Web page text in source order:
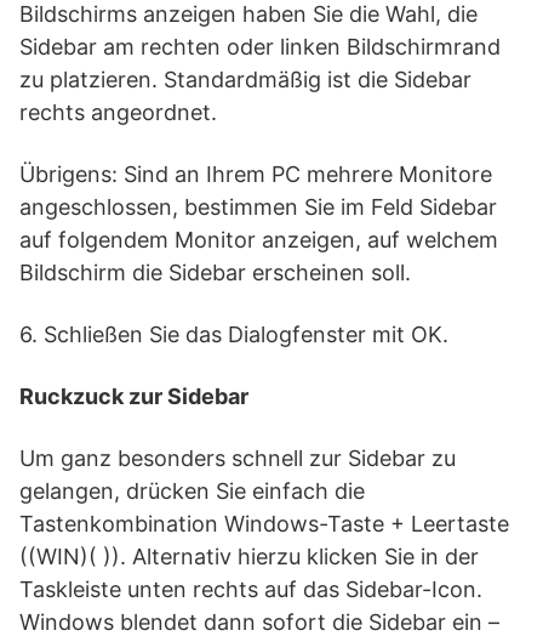
Bildschirms anzeigen haben Sie die Wahl, die
Sidebar am rechten oder linken Bildschirmrand
zu platzieren. Standardmäßig ist die Sidebar
rechts angeordnet.
Übrigens: Sind an Ihrem PC mehrere Monitore
angeschlossen, bestimmen Sie im Feld Sidebar
auf folgendem Monitor anzeigen, auf welchem
Bildschirm die Sidebar erscheinen soll.
6. Schließen Sie das Dialogfenster mit OK.
Ruckzuck zur Sidebar
Um ganz besonders schnell zur Sidebar zu
gelangen, drücken Sie einfach die
Tastenkombination Windows-Taste + Leertaste
((WIN)( )). Alternativ hierzu klicken Sie in der
Taskleiste unten rechts auf das Sidebar-Icon.
Windows blendet dann sofort die Sidebar ein –